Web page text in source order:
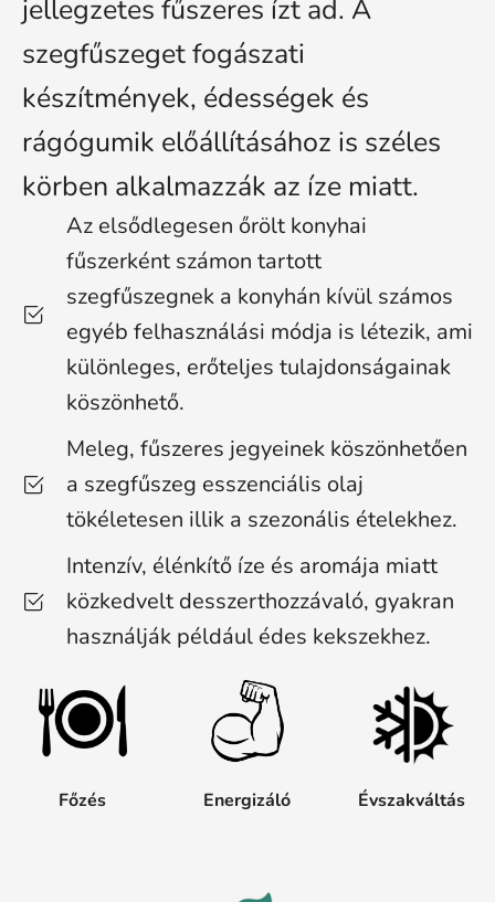
jellegzetes fűszeres ízt ad. A
szegfűszeget fogászati
készítmények, édességek és
rágógumik előállításához is széles
körben alkalmazzák az íze miatt.
Az elsődlegesen őrölt konyhai
fűszerként számon tartott
szegfűszegnek a konyhán kívül számos
egyéb felhasználási módja is létezik, ami
különleges, erőteljes tulajdonságainak
köszönhető.
Meleg, fűszeres jegyeinek köszönhetően
a szegfűszeg esszenciális olaj
tökéletesen illik a szezonális ételekhez.
Intenzív, élénkítő íze és aromája miatt
közkedvelt desszerthozzávaló, gyakran
használják például édes kekszekhez.
Főzés Energizáló Évszakváltás